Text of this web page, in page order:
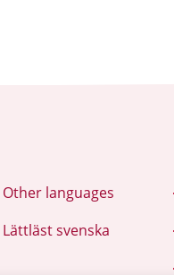
Other languages
Lättläst svenska